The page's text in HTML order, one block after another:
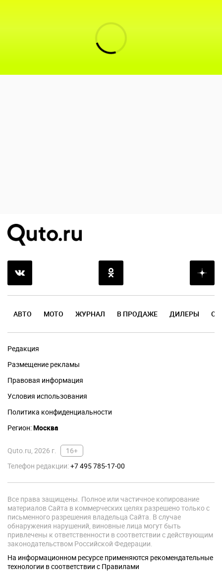
АВТО МОТО ЖУРНАЛ В ПРОДАЖЕ ДИЛЕРЫ
Редакция
Размещение рекламы
Правовая информация
Условия использования
Политика конфиденциальности
Регион:Москва
Quto.ru, 2026 г.
16+
Телефон редакции:+7 495 785-17-00
Все права защищены. Полное или частичное копирование
материалов Сайта в коммерческих целях разрешено только с
письменного разрешения владельца Сайта. В случае
обнаружения нарушений, виновные лица могут быть
привлечены к ответственности в соответствии с действующим
законодательством Российской Федерации.
На информационном ресурсе применяются рекомендательные
технологии в соответствии с Правилами